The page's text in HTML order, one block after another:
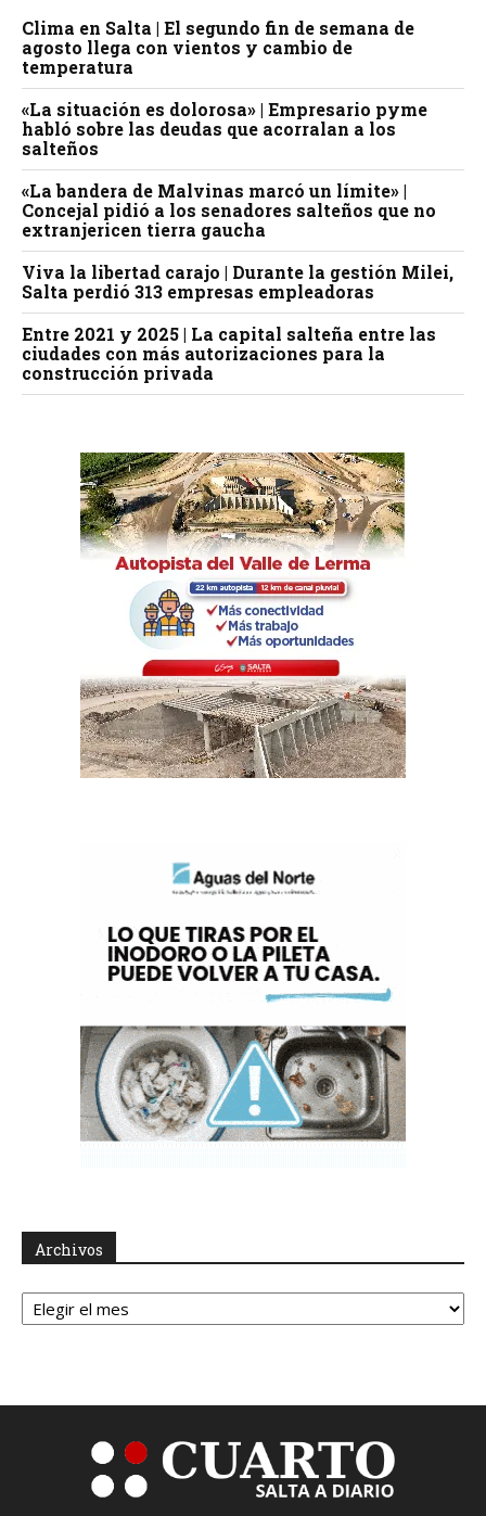
Clima en Salta | El segundo fin de semana de
agosto llega con vientos y cambio de
temperatura
«La situación es dolorosa» | Empresario pyme
habló sobre las deudas que acorralan a los
salteños
«La bandera de Malvinas marcó un límite» |
Concejal pidió a los senadores salteños que no
extranjericen tierra gaucha
Viva la libertad carajo | Durante la gestión Milei,
Salta perdió 313 empresas empleadoras
Entre 2021 y 2025 | La capital salteña entre las
ciudades con más autorizaciones para la
construcción privada
Archivos
Archivos